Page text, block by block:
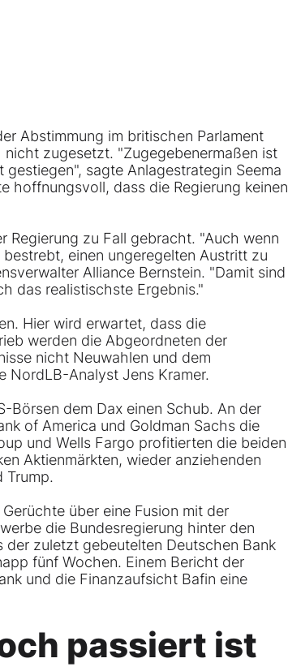
Abstimmung im britischen Parlament
zugesetzt. "Zugegebenermaßen ist
sagte Anlagestrategin Seema
hoffnungsvoll, dass die Regierung keinen
Regierung zu Fall gebracht. "Auch wenn
einen ungeregelten Austritt zu
Alliance Bernstein. "Damit sind
das realistischste Ergebnis."
Hier wird erwartet, dass die
werden die Abgeordneten der
nicht Neuwahlen und dem
NordLB-Analyst Jens Kramer.
dem Dax einen Schub. An der
of America und Goldman Sachs die
und Wells Fargo profitierten die beiden
Aktienmärkten, wieder anziehenden
Trump.
über eine Fusion mit der
die Bundesregierung hinter den
der zuletzt gebeutelten Deutschen Bank
fünf Wochen. Einem Bericht der
und die Finanzaufsicht Bafin eine
passiert ist